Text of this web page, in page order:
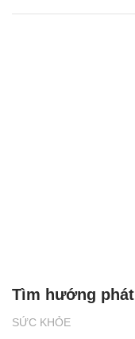
SỨC KHỎE
Tìm hướng